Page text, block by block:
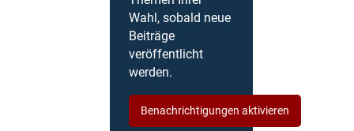
Wahl, sobald neue
Beiträge
veröffentlicht
werden.
Benachrichtigungen aktivieren